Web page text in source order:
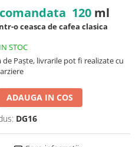
120ml
o ceasca de cafea clasica
IN STOC
de Paște, livrarile pot fi realizate cu
ADAUGA IN COS
DG16